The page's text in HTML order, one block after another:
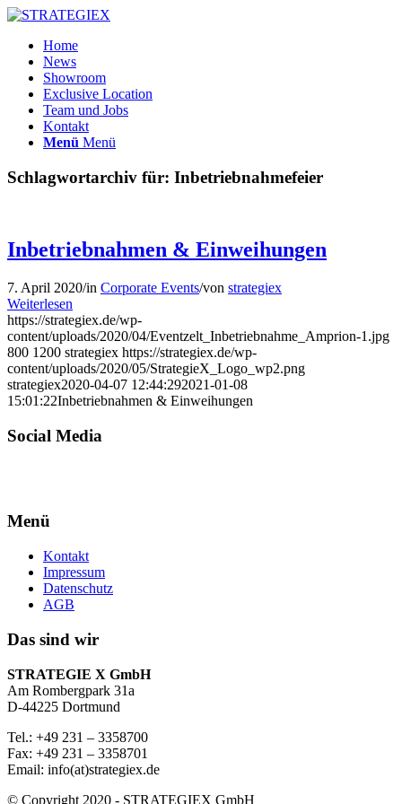
Home
News
Showroom
Exclusive Location
Team und Jobs
Kontakt
Menü Menü
Schlagwortarchiv für: Inbetriebnahmefeier
Inbetriebnahmen & Einweihungen
7. April 2020/in Corporate Events/von strategiex
Weiterlesen
https://strategiex.de/wp-
content/uploads/2020/04/Eventzelt_Inbetriebnahme_Amprion-1.jpg
800 1200 strategiex https://strategiex.de/wp-
content/uploads/2020/05/StrategieX_Logo_wp2.png
strategiex2020-04-07 12:44:292021-01-08
15:01:22Inbetriebnahmen & Einweihungen
Social Media
Menü
Kontakt
Impressum
Datenschutz
AGB
Das sind wir
STRATEGIE X GmbH
Am Rombergpark 31a
D-44225 Dortmund
Tel.: +49 231 – 3358700
Fax: +49 231 – 3358701
Email: info(at)strategiex.de
© Copyright 2020 - STRATEGIEX GmbH